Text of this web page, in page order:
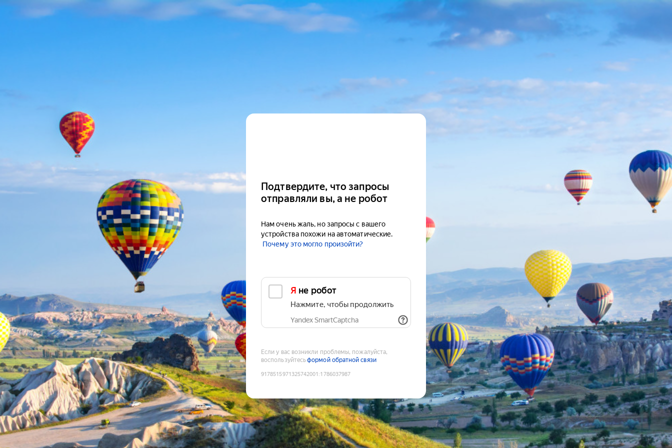
Подтвердите, что запросы
отправляли вы, а не робот
Нам очень жаль, но запросы с вашего
устройства похожи на автоматические.
Почему это могло произойти?
Я не робот
Нажмите, чтобы продолжить
Yandex SmartCaptcha
Если у вас возникли проблемы, пожалуйста,
воспользуйтесьформой обратной связи
9178515971325742001 :1786037987